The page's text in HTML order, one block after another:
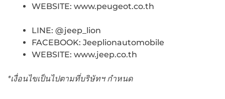
WEBSITE: www.peugeot.co.th
LINE: @jeep_lion
FACEBOOK: Jeeplionautomobile
WEBSITE: www.jeep.co.th
*เงื่อนไขเป็นไปตามที่บริษัทฯ กำหนด